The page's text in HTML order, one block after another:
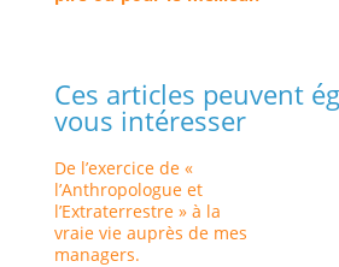
Ces articles peuvent
vous intéresser
De l’exercice de «
l’Anthropologue et
l’Extraterrestre » à la
vraie vie auprès de mes
managers.